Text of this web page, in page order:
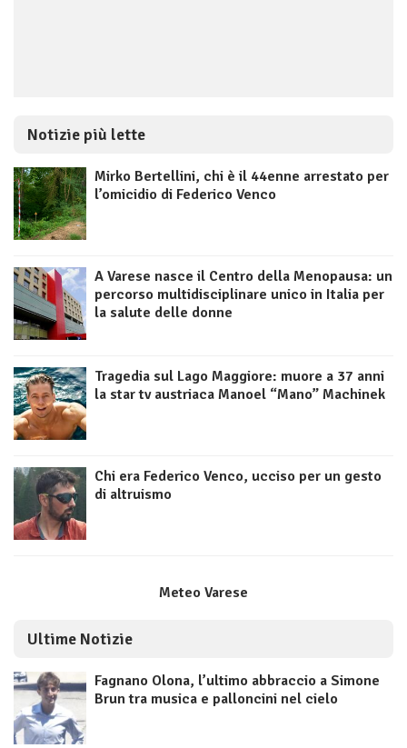
Notizie più lette
Mirko Bertellini, chi è il 44enne arrestato per
l’omicidio di Federico Venco
A Varese nasce il Centro della Menopausa: un
percorso multidisciplinare unico in Italia per
la salute delle donne
Tragedia sul Lago Maggiore: muore a 37 anni
la star tv austriaca Manoel “Mano” Machinek
Chi era Federico Venco, ucciso per un gesto
di altruismo
Meteo Varese
Ultime Notizie
Fagnano Olona, l’ultimo abbraccio a Simone
Brun tra musica e palloncini nel cielo